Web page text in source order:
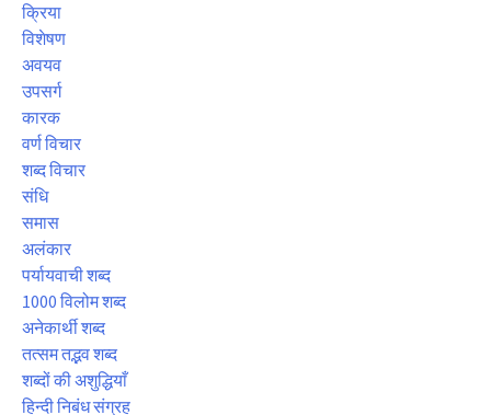
क्रिया
विशेषण
अवयव
उपसर्ग
कारक
वर्ण विचार
शब्द विचार
संधि
समास
अलंकार
पर्यायवाची शब्द
1000 विलोम शब्द
अनेकार्थी शब्द
तत्सम तद्भव शब्द
शब्दों की अशुद्धियाँ
हिन्दी निबंध संग्रह